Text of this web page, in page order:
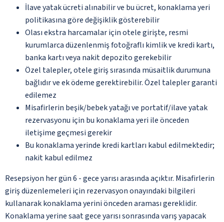
İlave yatak ücreti alınabilir ve bu ücret, konaklama yeri
politikasına göre değişiklik gösterebilir
Olası ekstra harcamalar için otele girişte, resmi
kurumlarca düzenlenmiş fotoğraflı kimlik ve kredi kartı,
banka kartı veya nakit depozito gerekebilir
Özel talepler, otele giriş sırasında müsaitlik durumuna
bağlıdır ve ek ödeme gerektirebilir. Özel talepler garanti
edilemez
Misafirlerin beşik/bebek yatağı ve portatif/ilave yatak
rezervasyonu için bu konaklama yeri ile önceden
iletişime geçmesi gerekir
Bu konaklama yerinde kredi kartları kabul edilmektedir;
nakit kabul edilmez
Resepsiyon her gün 6 - gece yarısı arasında açıktır. Misafirlerin
giriş düzenlemeleri için rezervasyon onayındaki bilgileri
kullanarak konaklama yerini önceden araması gereklidir.
Konaklama yerine saat gece yarısı sonrasında varış yapacak